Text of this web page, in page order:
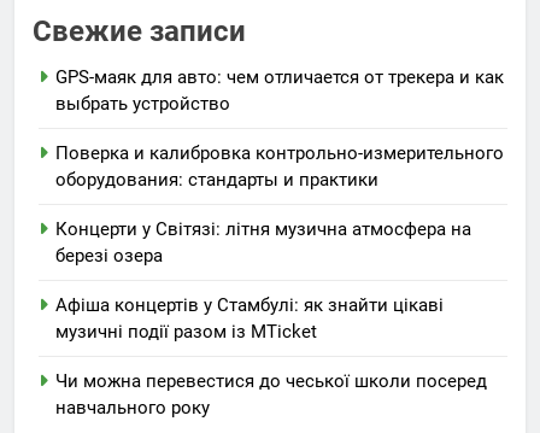
Свежие записи
GPS-маяк для авто: чем отличается от трекера и как
выбрать устройство
Поверка и калибровка контрольно-измерительного
оборудования: стандарты и практики
Концерти у Світязі: літня музична атмосфера на
березі озера
Афіша концертів у Стамбулі: як знайти цікаві
музичні події разом із MTicket
Чи можна перевестися до чеської школи посеред
навчального року